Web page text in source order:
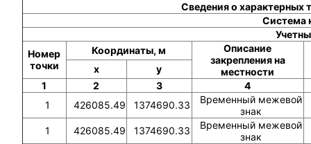
Сведения о характерных
Система
Номер
точки
Координаты, м
Описание
закрепления на
местности
x
y
1
2 3
4
1
426085.49 1374690.33
Временный межевой
знак
1
426085.49 1374690.33
Временный межевой
знак